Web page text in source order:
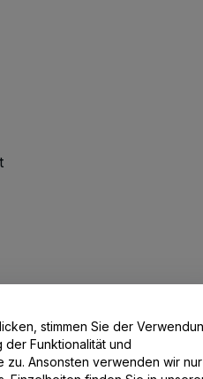
stimmen Sie der
Funktionalität und
nur